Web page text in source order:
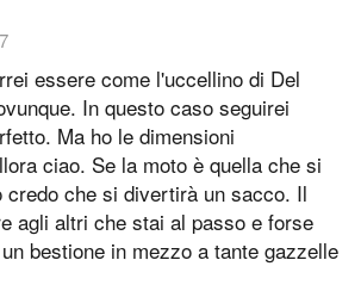
essere come l'uccellino di Del
In questo caso seguirei
Ma ho le dimensioni
ciao. Se la moto è quella che si
credo che si divertirà un sacco. Il
agli altri che stai al passo e forse
bestione in mezzo a tante gazzelle